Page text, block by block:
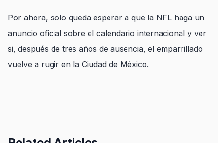
Por ahora, solo queda esperar a que la NFL haga un
anuncio oficial sobre el calendario internacional y ver
si, después de tres años de ausencia, el emparrillado
vuelve a rugir en la Ciudad de México.